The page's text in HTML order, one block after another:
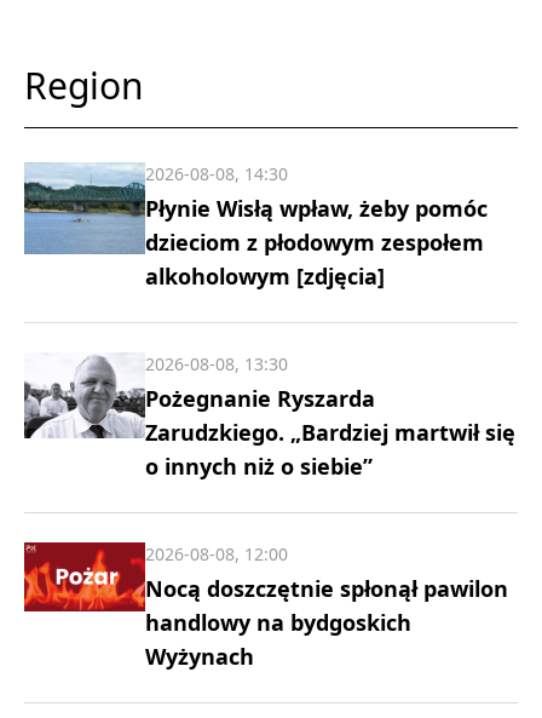
Region
Płynie Wisłą wpław, żeby pomóc
dzieciom z płodowym zespołem
alkoholowym [zdjęcia]
2026-08-08, 14:30
Pożegnanie Ryszarda
Zarudzkiego. „Bardziej martwił się
o innych niż o siebie”
2026-08-08, 13:30
Nocą doszczętnie spłonął pawilon
handlowy na bydgoskich
Wyżynach
2026-08-08, 12:00